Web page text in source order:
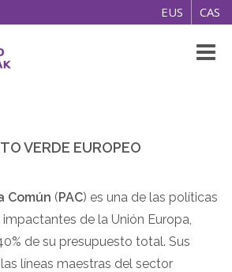
EUS CAS
VERDE EUROPEO
Común (PAC) es una de las políticas
de la Unión Europa,
de su presupuesto total. Sus
líneas maestras del sector